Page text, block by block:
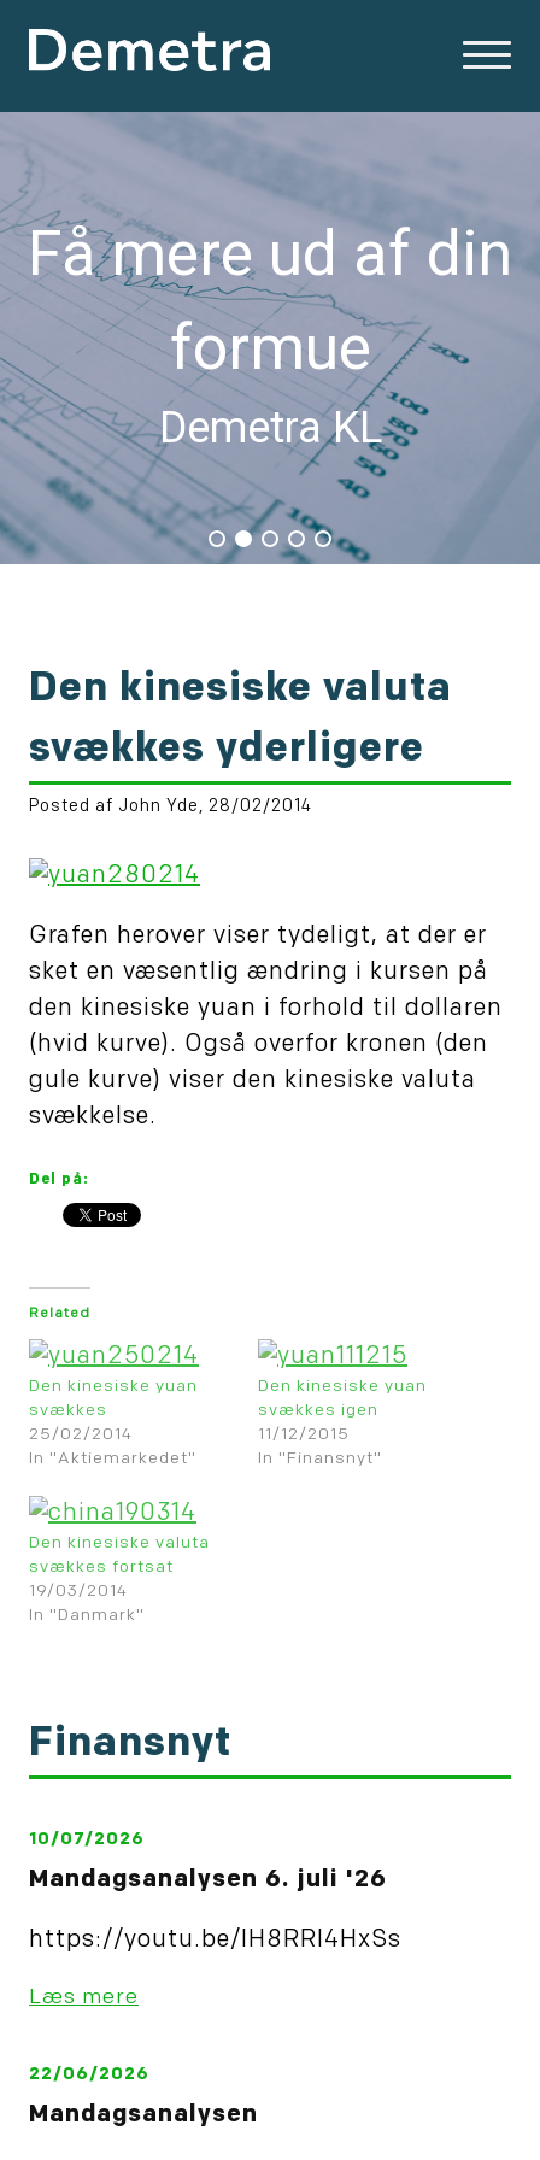
Få mere ud af din
formue
Demetra KL
Den kinesiske valuta
svækkes yderligere
Posted af John Yde, 28/02/2014
Grafen herover viser tydeligt, at der er
sket en væsentlig ændring i kursen på
den kinesiske yuan i forhold til dollaren
(hvid kurve). Også overfor kronen (den
gule kurve) viser den kinesiske valuta
svækkelse.
Del på:
Related
Den kinesiske yuan
svækkes
25/02/2014
In "Aktiemarkedet"
Den kinesiske yuan
svækkes igen
11/12/2015
In "Finansnyt"
Den kinesiske valuta
svækkes fortsat
19/03/2014
In "Danmark"
Finansnyt
10/07/2026
Mandagsanalysen 6. juli '26
https://youtu.be/IH8RRl4HxSs
Læs mere
22/06/2026
Mandagsanalysen